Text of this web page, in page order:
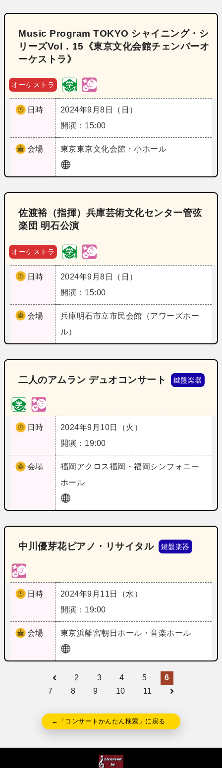
Music Program TOKYO シャイニング・シ
リーズVol．15《東京文化会館チェンバーオ
ーケストラ》
オーケストラ
日時
2024年9月8日（日）
開演：15:00
会場 東京東京文化会館・小ホール
佐渡裕（指揮）兵庫芸術文化センター管弦
楽団 明石公演
オーケストラ
日時
2024年9月8日（日）
開演：15:00
会場 兵庫明石市立市民会館（アワーズホー
ル）
二人のアムラン デュオコンサート 鍵盤楽器
日時
2024年9月10日（火）
開演：19:00
会場 福岡 アクロス福岡・福岡シンフォニー
ホール
中川優芽花ピアノ・リサイタル 鍵盤楽器
日時
2024年9月11日（水）
開演：19:00
会場 東京浜離宮朝日ホール・音楽ホール
2 3 4 5
6
7
8 9 10 11
←「コンサートかんたん検索」に戻る